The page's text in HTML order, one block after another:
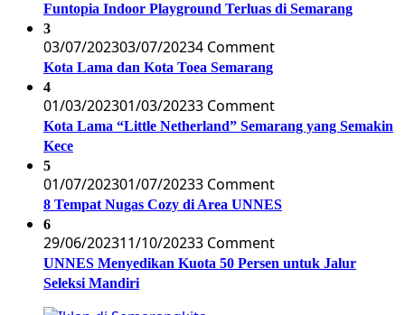
Funtopia Indoor Playground Terluas di Semarang
3
03/07/202303/07/20234 Comment
Kota Lama dan Kota Toea Semarang
4
01/03/202301/03/20233 Comment
Kota Lama “Little Netherland” Semarang yang Semakin
Kece
5
01/07/202301/07/20233 Comment
8 Tempat Nugas Cozy di Area UNNES
6
29/06/202311/10/20233 Comment
UNNES Menyedikan Kuota 50 Persen untuk Jalur
Seleksi Mandiri